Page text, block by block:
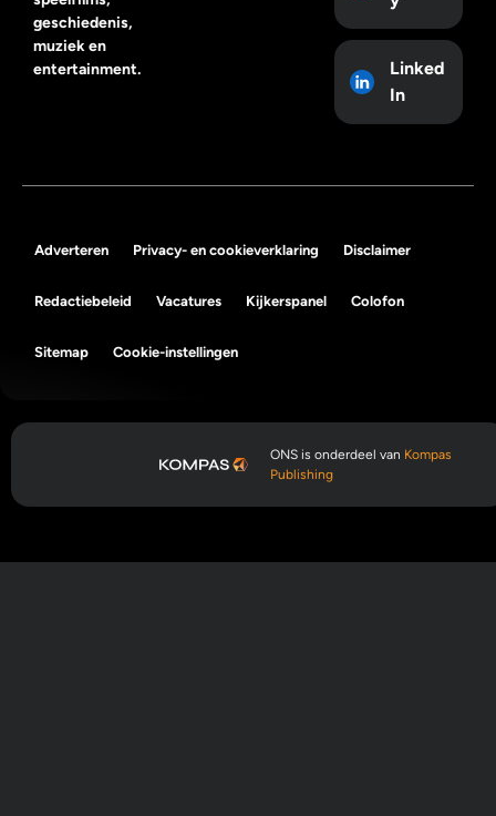
geschiedenis,
muziek en
entertainment.
Linked
In
Adverteren Privacy- en cookieverklaring Disclaimer
Redactiebeleid Vacatures Kijkerspanel Colofon
Sitemap Cookie-instellingen
ONS is onderdeel van Kompas
Publishing